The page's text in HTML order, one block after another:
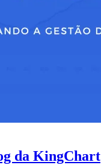
da KingChart